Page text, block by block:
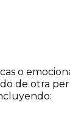
o
de otra